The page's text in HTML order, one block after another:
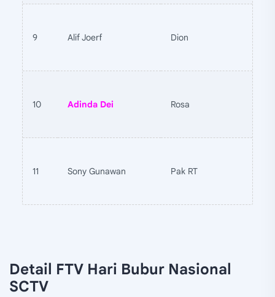
9 Alif Joerf Dion
10 Adinda Dei Rosa
11 Sony Gunawan Pak RT
Detail FTV Hari Bubur Nasional
SCTV